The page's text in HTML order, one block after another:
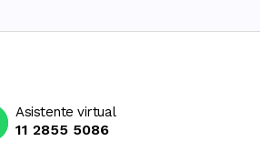
Asistente virtual
11 2855 5086